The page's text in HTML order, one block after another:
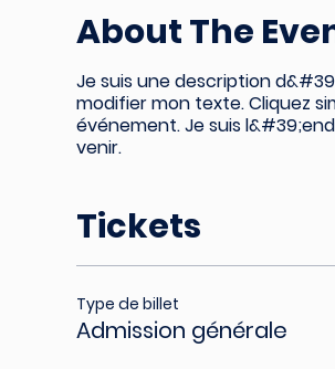
About The
Je suis une description
modifier mon texte. Cliquez
événement. Je suis
venir.
Tickets
Type de billet
Admission générale